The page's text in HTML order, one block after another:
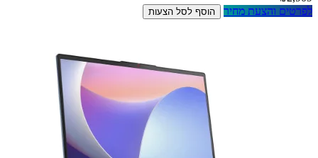
לפרטים והצעת מחיר
הוסף לסל הצעות